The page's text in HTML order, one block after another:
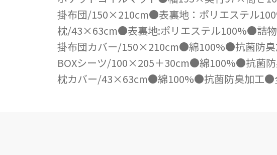
掛布団/150×210cm●表裏地：ポリエステル
枕/43×63cm●表裏地:ポリエステル100%●詰物
掛布団カバー/150×210cm●綿100%●抗菌防
BOXシーツ/100×205＋30cm●綿100%●抗菌
枕カバー/43×63cm●綿100%●抗菌防臭加工●